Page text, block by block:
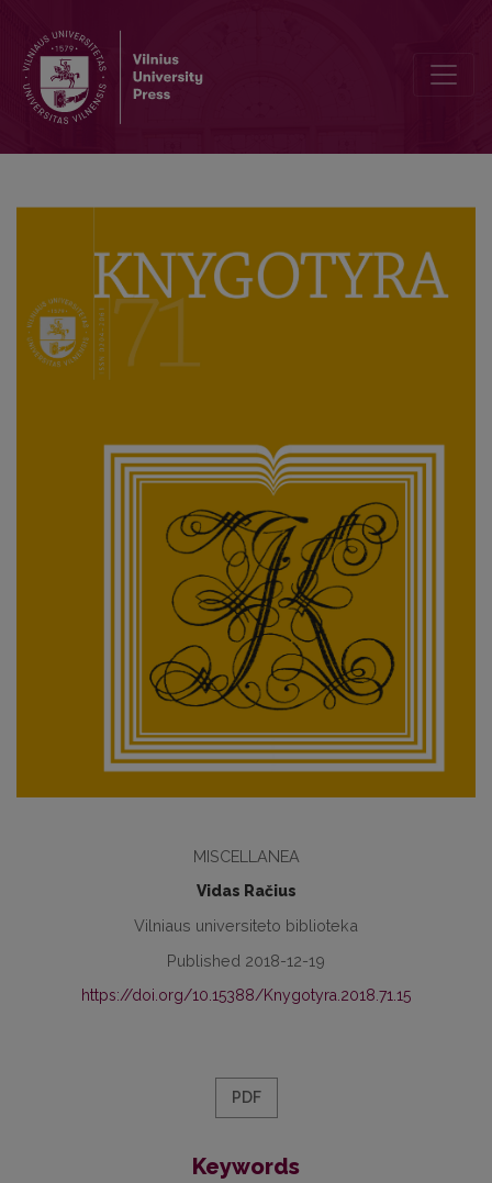
MISCELLANEA
Vidas Račius
Vilniaus universiteto biblioteka
Published 2018-12-19
https://doi.org/10.15388/Knygotyra.2018.71.15
PDF
Keywords